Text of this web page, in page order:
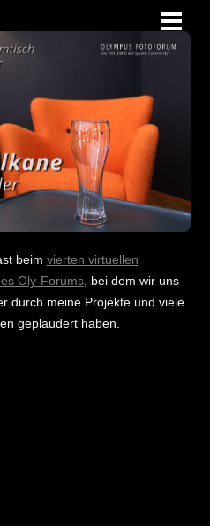
beim vierten virtuellen
Oly-Forums, bei dem wir uns
durch meine Projekte und viele
geplaudert haben.